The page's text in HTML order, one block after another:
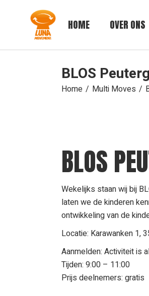
HOME OVER ONS
BLOS
Home Multi Moves
BLOS
Wekelijks staan wij bij
laten we de kinderen
ontwikkeling van de
Locatie: Karawanken 1,
Aanmelden: Activiteit is
Tijden: 9:00 – 11:00
Prijs deelnemers: gratis